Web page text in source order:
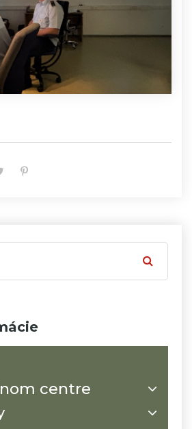
centre